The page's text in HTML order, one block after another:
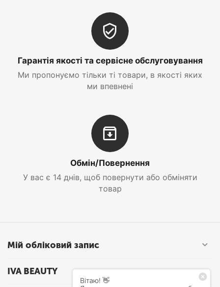
Гарантія якості та сервісне обслуговування
Ми пропонуємо тільки ті товари, в якості яких
ми впевнені
Обмін/Повернення
У вас є 14 днів, щоб повернути або обміняти
товар
Мій обліковий запис
IVA BEAUTY